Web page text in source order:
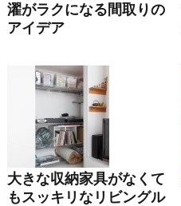
濯がラクになる間取りの
アイデア
大きな収納家具がなくて
もスッキリなリビングル